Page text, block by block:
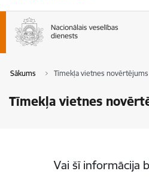
Sākums Tīmekļa vietnes novērtējums
Tīmekļa vietnes
Vai šī informācija